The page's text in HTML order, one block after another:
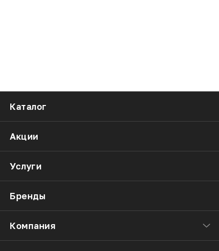
Каталог
Акции
Услуги
Бренды
Компания